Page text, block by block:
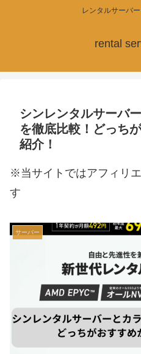
レンタルサーバ
rental
シンレンタルサーバ
を徹底比較！どっち
紹介！
※当サイトではアフィリ
す
サーバー